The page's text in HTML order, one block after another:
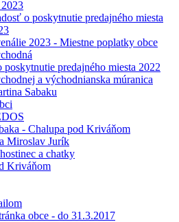
o poskytnutie predajného miesta
2023 - Miestne poplatky obce
poskytnutie predajného miesta 2022
a východnianska múranica
Sabaku
- Chalupa pod Kriváňom
Miroslav Jurík
a chatky
Kriváňom
obce - do 31.3.2017